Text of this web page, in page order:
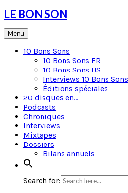
Skip
to
content
LE BON SON
Menu
10 Bons Sons
10 Bons Sons FR
10 Bons Sons US
Interviews 10 Bons Sons
Éditions spéciales
20 disques en…
Podcasts
Chroniques
Interviews
Mixtapes
Dossiers
Bilans annuels
Search for: